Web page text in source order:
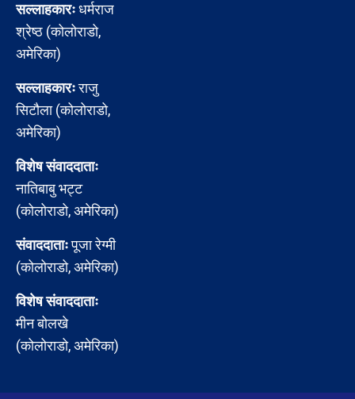
सल्लाहकारःधर्मराज
श्रेष्ठ (कोलोराडो,
अमेरिका)
सल्लाहकारःराजु
सिटौला (कोलोराडो,
अमेरिका)
विशेष संवाददाताः
नातिबाबु भट्ट
(कोलोराडो, अमेरिका)
संवाददाताःपूजा रेग्मी
(कोलोराडो, अमेरिका)
विशेष संवाददाताः
मीन बोलखे
(कोलोराडो, अमेरिका)